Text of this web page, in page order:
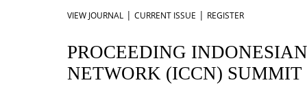
VIEW JOURNAL | CURRENT ISSUE | REGISTER
PROCEEDING
NETWORK (ICCN) SUMMIT